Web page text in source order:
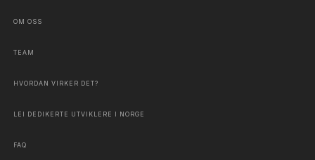
OM OSS
TEAM
HVORDAN VIRKER DET?
LEI DEDIKERTE UTVIKLERE I NORGE
FAQ